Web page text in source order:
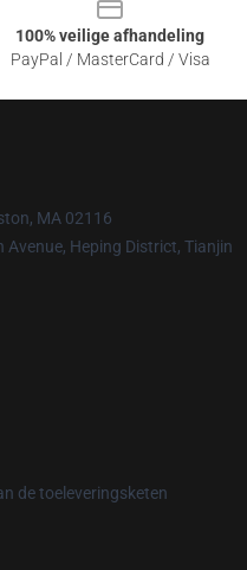
100% veilige afhandeling
PayPal / MasterCard / Visa
MA 02116
Avenue, Heping District, Tianjin
de toeleveringsketen